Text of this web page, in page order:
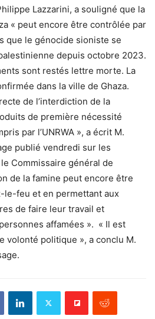
Lazzarini, a souligné que la
« peut encore être contrôlée par
que le génocide sioniste se
depuis octobre 2023.
sont restés lettre morte. La
dans la ville de Ghaza.
de l’interdiction de la
de première nécessité
par l’UNRWA », a écrit M.
publié vendredi sur les
Commissaire général de
de la famine peut encore être
le-feu et en permettant aux
de faire leur travail et
affamées ». « Il est
volonté politique », a conclu M.